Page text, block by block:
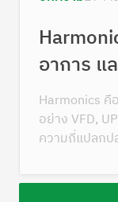
อาการ แ
Harmonics คื
อย่าง VFD,
ความถี่แปลกป